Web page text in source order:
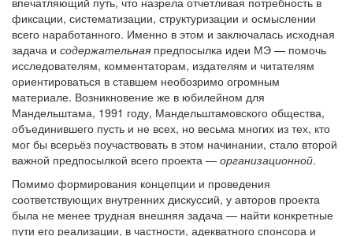
фиксации, систематизации, структуризации и осмыслении
всего наработанного. Именно в этом и заключалась исходная
задача и содержательная предпосылка идеи МЭ — помочь
исследователям, комментаторам, издателям и читателям
ориентироваться в ставшем необозримо огромным
материале. Возникновение же в юбилейном для
Мандельштама, 1991 году, Мандельштамовского общества,
объединившего пусть и не всех, но весьма многих из тех, кто
мог бы всерьёз поучаствовать в этом начинании, стало второй
важной предпосылкой всего проекта — организационной.
Помимо формирования концепции и проведения
соответствующих внутренних дискуссий, у авторов проекта
была не менее трудная внешняя задача — найти конкретные
пути его реализации, в частности, адекватного спонсора и